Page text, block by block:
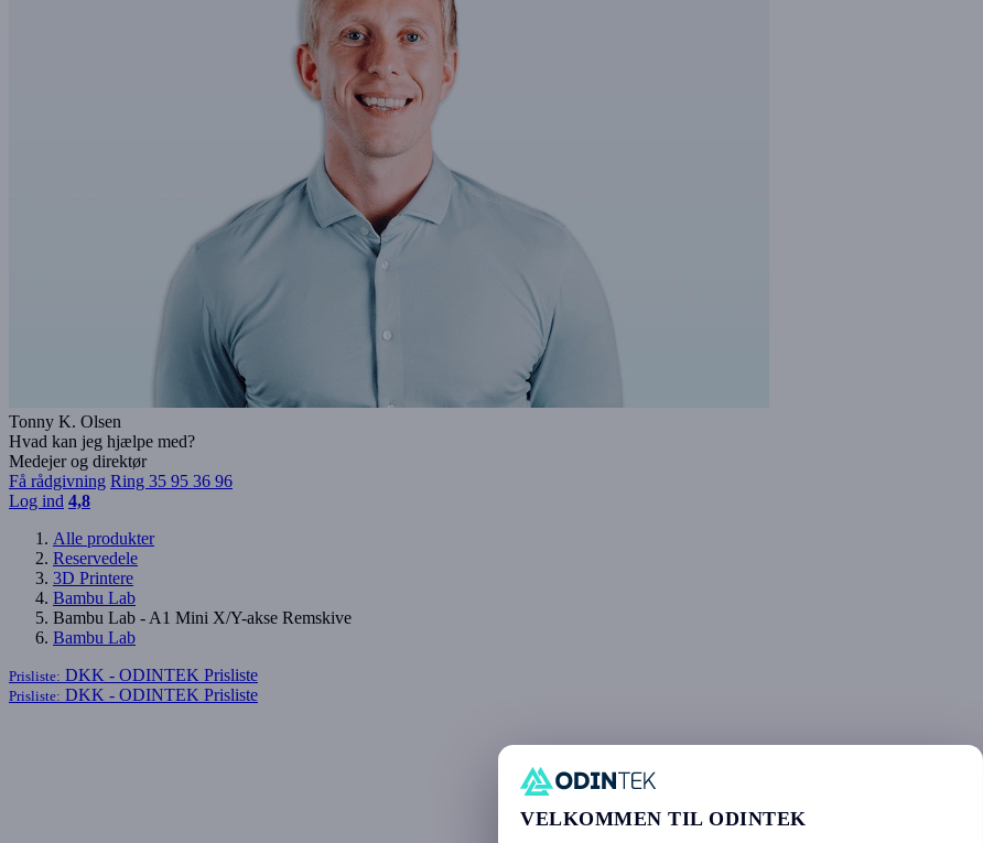
Tonny K. Olsen
Hvad kan jeg hjælpe med?
Medejer og direktør
Få rådgivning Ring 35 95 36 96
Log ind 4,8
Alle produkter
Reservedele
3D Printere
Bambu Lab
Bambu Lab - A1 Mini X/Y-akse Remskive
Bambu Lab
Prisliste: DKK - ODINTEK Prisliste
Prisliste: DKK - ODINTEK Prisliste
VELKOMMEN TIL ODINTEK